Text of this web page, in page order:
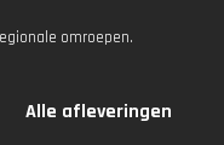
omroepen.
Alle afleveringen